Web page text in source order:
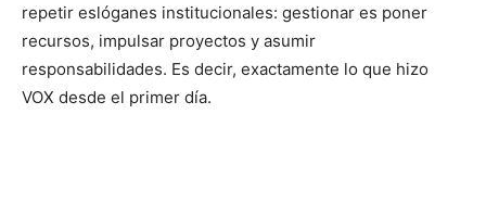
repetir eslóganes institucionales: gestionar es poner
recursos, impulsar proyectos y asumir
responsabilidades. Es decir, exactamente lo que hizo
VOX desde el primer día.